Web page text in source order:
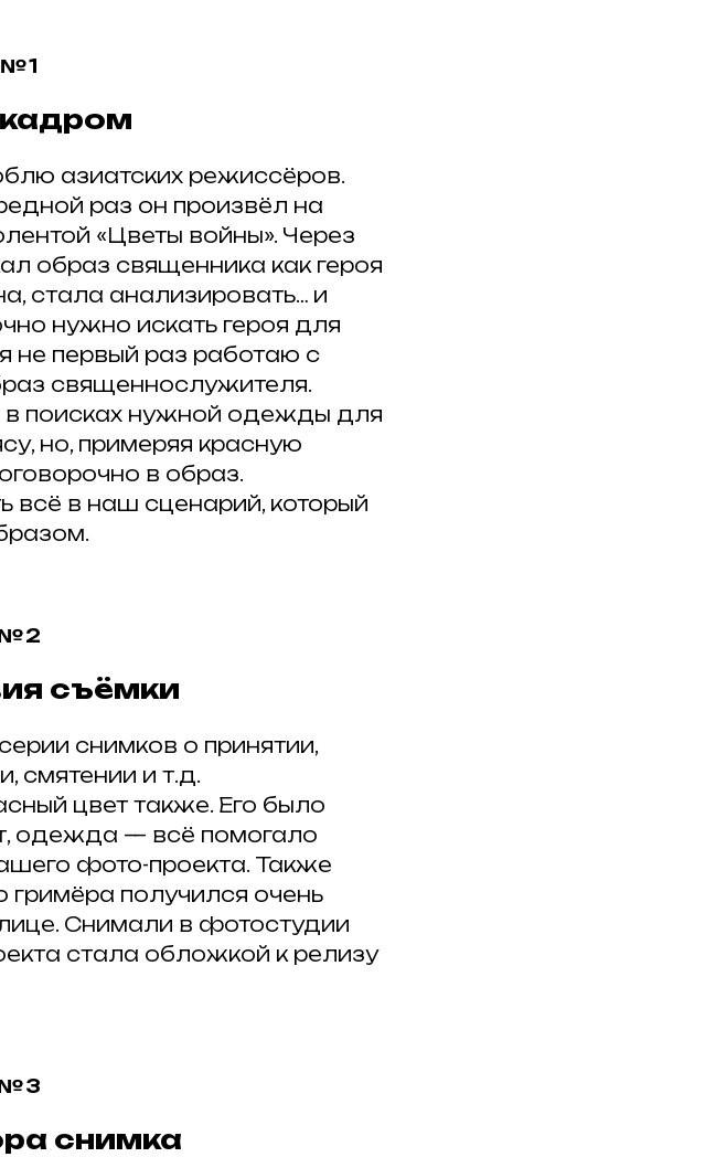
азиатских режиссёров.
раз он произвёл на
«Цветы войны». Через
образ священника как героя
стала анализировать… и
нужно искать героя для
не первый раз работаю с
священнослужителя.
в поисках нужной одежды для
но, примеряя красную
в образ.
в наш сценарий, который
съёмки
снимков о принятии,
смятении и т.д.
цвет также. Его было
одежда — всё помогало
фото-проекта. Также
гримёра получился очень
Снимали в фотостудии
стала обложкой к релизу
снимка